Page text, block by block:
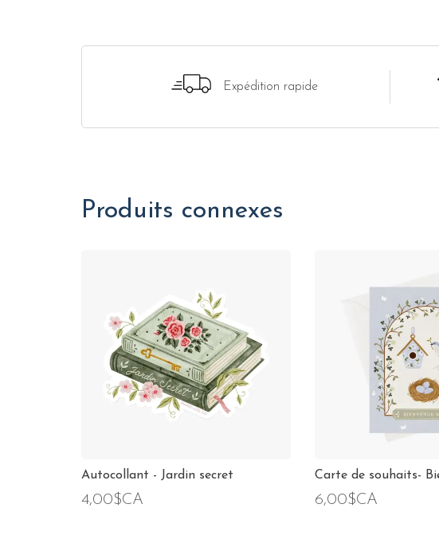
Expédition rapide
Produits connexes
Autocollant - Jardin secret
4,00$CA
Carte de souhaits-
6,00$CA